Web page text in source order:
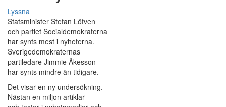
Lyssna
Statsminister Stefan Löfven
och partiet Socialdemokraterna
har synts mest i nyheterna.
Sverigedemokraternas
partiledare Jimmie Åkesson
har synts mindre än tidigare.
Det visar en ny undersökning.
Nästan en miljon artiklar